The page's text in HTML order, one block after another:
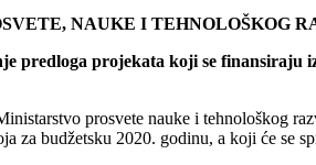
NAUKE I TEHNOLOŠKOG
predloga projekata koji se finansiraju
prosvete nauke i tehnološkog
za budžetsku 2020. godinu, a koji će se